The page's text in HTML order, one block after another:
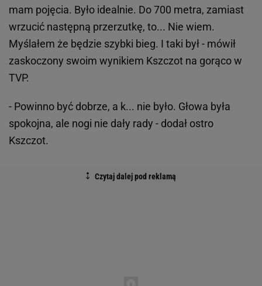
mam pojęcia. Było idealnie. Do 700 metra, zamiast
wrzucić następną przerzutkę, to... Nie wiem.
Myślałem że będzie szybki bieg. I taki był - mówił
zaskoczony swoim wynikiem Kszczot na gorąco w
TVP.
- Powinno być dobrze, a k... nie było. Głowa była
spokojna, ale nogi nie dały rady - dodał ostro
Kszczot.